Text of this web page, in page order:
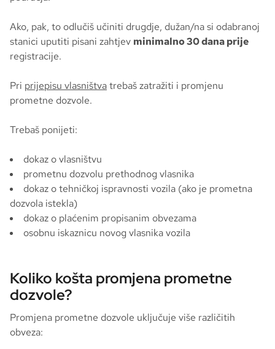
Ako, pak, to odlučiš učiniti drugdje, dužan/na si odabranoj
stanici uputiti pisani zahtjev minimalno 30 dana prije
registracije.
Pri prijepisu vlasništvatrebaš zatražiti i promjenu
prometne dozvole.
Trebaš ponijeti:
dokaz o vlasništvu
prometnu dozvolu prethodnog vlasnika
dokaz o tehničkoj ispravnosti vozila (ako je prometna
dozvola istekla)
dokaz o plaćenim propisanim obvezama
osobnu iskaznicu novog vlasnika vozila
Koliko košta promjena prometne
dozvole?
Promjena prometne dozvole uključuje više različitih
obveza: